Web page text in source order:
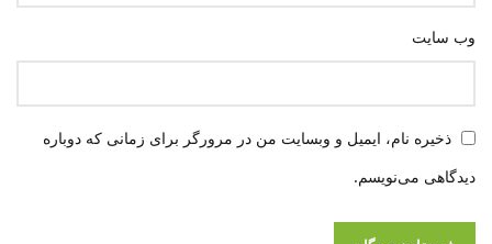
وب‌ سایت
ذخیره نام، ایمیل و وبسایت من در مرورگر برای زمانی که دوباره
دیدگاهی می‌نویسم.